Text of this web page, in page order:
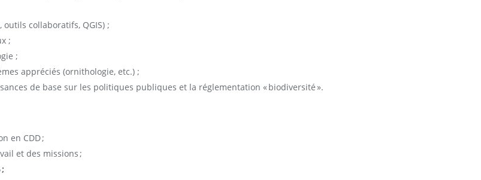
collaboratifs, QGIS) ;
;
;
appréciés (ornithologie, etc.) ;
de base sur les politiques publiques et la réglementation « biodiversité ».
en CDD ;
et des missions ;